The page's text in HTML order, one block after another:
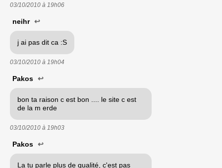
03/10/2010 à 19h06
neihr ↩
j ai pas dit ca :S
03/10/2010 à 19h04
Pakos ↩
bon ta raison c est bon .... le site c est
de la m erde
03/10/2010 à 19h03
Pakos ↩
La tu parle plus de qualité, c'est pas